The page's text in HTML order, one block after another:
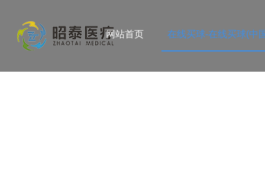
网站首页 在线买球-在线买球(中